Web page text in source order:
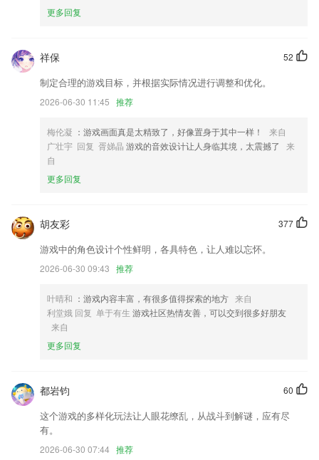
6,全面覆盖多个考试类型：目标考试类型覆盖国家公务员，地方公务员省
考，事业单位等多个大类，解析考点面面俱到。
1.更好的享受学习评价服务，而且还可以进行考勤查询等等服务。
2.让学生更好的了解各种不同的知识点，这些知识点了解更全面
3.好医靠团队：立足医生、直播系统开发、医师学习资源平台、好医靠团
队在医疗领域为各医疗相关机构提供系统开发、政策推广、会议管理、会
员管理、会员分等级应用、市场活动推广、大数据应用、运营培训等一站
式互联网化解决方案
4.让你可以感觉到在真正的看书
6.北辰遴选app北辰遴选教师端
二四六天天好(944cc)大乐透开奖结果更新了什么?
要闻频道「澎友们都在问什么」板块展现形式优化。
月卡免押卡随心骑，优惠活动不停歇
【 新增 】我的呆币可当钱花，无任何使用门槛
直播活动分组观看权限扩充，新增活动密码白名单F码观看！~
联系我们
以上就是二四六天天好(944cc)大乐透开奖结果的介绍，如果您喜欢这款
软件，您可以到应用商店进行打分评论，说出您的使用经历，以帮助我们
更好的对产品进行优化修改。
更多回复
52
祥保
制定合理的游戏目标，并根据实际情况进行调整和优化。
2026-06-30 11:45 推荐
梅伦凝 ：游戏画面真是太精致了，好像置身于其中一样！
来自
广壮宇 回复 胥娣晶 游戏的音效设计让人身临其境，太震撼了
来
自
更多回复
377
胡友彩
游戏中的角色设计个性鲜明，各具特色，让人难以忘怀。
2026-06-30 09:43 推荐
叶晴和 ：游戏内容丰富，有很多值得探索的地方 来自
利堂娥 回复 单于有生 游戏社区热情友善，可以交到很多好朋友
来自
更多回复
60
都岩钧
这个游戏的多样化玩法让人眼花缭乱，从战斗到解谜，应有尽
有。
2026-06-30 07:44 推荐